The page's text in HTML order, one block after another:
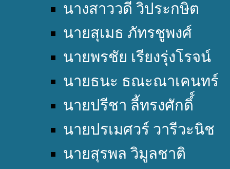
นางสาววดี วิประกษิต
นายสุเมธ ภัทรชูพงศ์
นายพรชัย เรียงรุ่งโรจน์
นายธนะ ธณะณาเคนทร์
นายปรีชา ลี้ทรงศักดิ์์
นายปรเมศวร์ วารีวะนิช
นายสุรพล วิมูลชาติ